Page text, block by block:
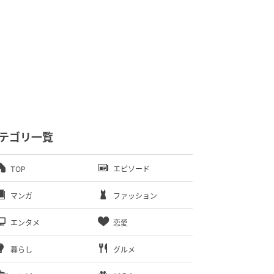
ゴリ一覧
TOP エピソード
マンガ ファッション
エンタメ 恋愛
暮らし グルメ